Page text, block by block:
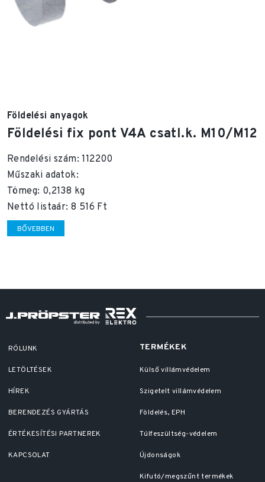
Földelési anyagok
Földelési fix pont V4A csatl.k. M10/M12
Rendelési szám: 112200
Műszaki adatok:
Tömeg: 0,2138 kg
Nettó listaár: 8 516 Ft
BŐVEBBEN
RÓLUNK
LETÖLTÉSEK
HÍREK
BERENDEZÉS GYÁRTÁS
ÉRTÉKESÍTÉSI PARTNEREK
KAPCSOLAT
TERMÉKEK
Külső villámvédelem
Szigetelt villámvédelem
Földelés, EPH
Túlfeszültség-védelem
Újdonságok
Kifutó/megszűnt termékek